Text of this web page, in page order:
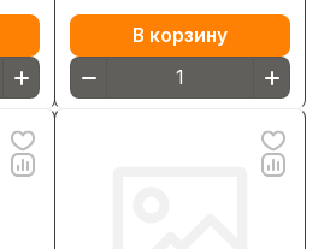
В корзину